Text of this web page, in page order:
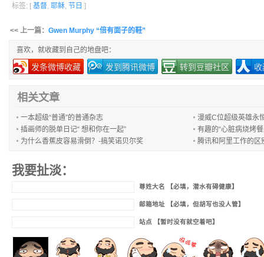
标签: [ 基督, 耶稣, 节日 ]
<< 上一篇： Gwen Murphy “倍有面子的鞋”
喜欢，就收藏到自己的地盘吧：
发条微博收藏 发到腾讯微博 转到豆瓣社区
相关文章
一本超级“普通”的普通杂志
漫威C位超级英雄永
插画师的脱单日记“ 想和你在一起”
有趣的“心脏病烧烤
为什么香蕉皮容易滑倒？-搞笑诺贝尔奖
腾讯和阿里工作的区
我要扯淡：
尊姓大名 【必填，潜水有碍健康】
邮箱地址 【必填，但胡写也没人管】
站点 【暂时没有就空着吧】